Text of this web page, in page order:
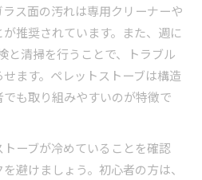
ス面の汚れは専用クリーナーや
推奨されています。また、週に
と清掃を行うことで、トラブル
ます。ペレットストーブは構造
も取り組みやすいのが特徴で
ーブが冷めていることを確認
避けましょう。初心者の方は、